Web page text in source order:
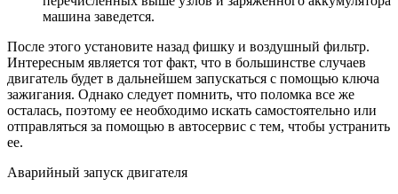
машина заведется.
После этого установите назад фишку и воздушный фильтр.
Интересным является тот факт, что в большинстве случаев
двигатель будет в дальнейшем запускаться с помощью ключа
зажигания. Однако следует помнить, что поломка все же
осталась, поэтому ее необходимо искать самостоятельно или
отправляться за помощью в автосервис с тем, чтобы устранить
ее.
Аварийный запуск двигателя